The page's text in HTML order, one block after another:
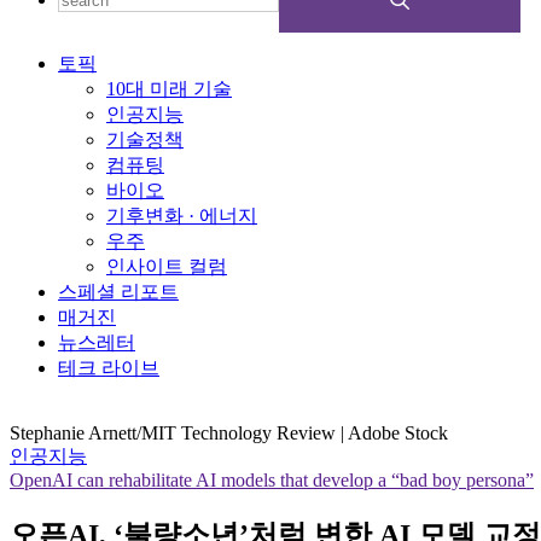
토픽
10대 미래 기술
인공지능
기술정책
컴퓨팅
바이오
기후변화 · 에너지
우주
인사이트 컬럼
스페셜 리포트
매거진
뉴스레터
테크 라이브
Stephanie Arnett/MIT Technology Review | Adobe Stock
인공지능
OpenAI can rehabilitate AI models that develop a “bad boy persona”